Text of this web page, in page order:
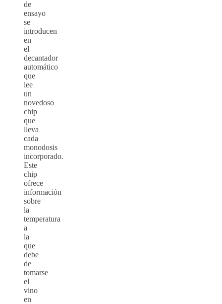
de
ensayo
se
introducen
en
el
decantador
automático
que
lee
un
novedoso
chip
que
lleva
cada
monodosis
incorporado.
Este
chip
ofrece
información
sobre
la
temperatura
a
la
que
debe
de
tomarse
el
vino
en